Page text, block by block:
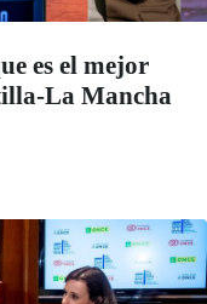
es el mejor
La Mancha